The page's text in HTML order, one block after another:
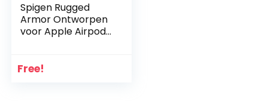
Spigen Rugged
Armor Ontworpen
voor Apple Airpods
– Matzwart
Free!